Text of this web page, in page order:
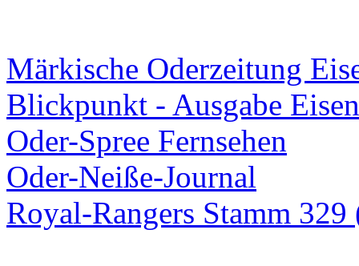
Märkische Oderzeitung
Blickpunkt - Ausgabe
Oder-Spree Fernsehen
Oder-Neiße-Journal
Royal-Rangers Stamm